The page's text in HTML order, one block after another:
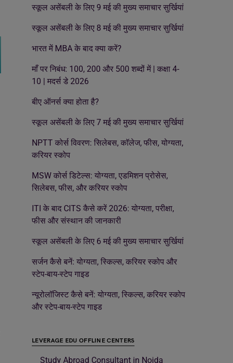
स्कूल असेंबली के लिए 9 मई की मुख्य समाचार सुर्खियां
स्कूल असेंबली के लिए 8 मई की मुख्य समाचार सुर्खियां
भारत में MBA के बाद क्या करें?
माँ पर निबंध: 100, 200 और 500 शब्दों में | कक्षा 4-
10 | मदर्स डे 2026
बीए ऑनर्स क्या होता है?
स्कूल असेंबली के लिए 7 मई की मुख्य समाचार सुर्खियां
NPTT कोर्स विवरण: सिलेबस, कॉलेज, फीस, योग्यता,
करियर स्कोप
MSW कोर्स डिटेल्स: योग्यता, एडमिशन प्रोसेस,
सिलेबस, फीस, और करियर स्कोप
ITI के बाद CITS कैसे करें 2026: योग्यता, परीक्षा,
फीस और संस्थान की जानकारी
स्कूल असेंबली के लिए 6 मई की मुख्य समाचार सुर्खियां
सर्जन कैसे बनें: योग्यता, स्किल्स, करियर स्कोप और
स्टेप-बाय-स्टेप गाइड
न्यूरोलॉजिस्ट कैसे बनें: योग्यता, स्किल्स, करियर स्कोप
और स्टेप-बाय-स्टेप गाइड
LEVERAGE EDU OFFLINE CENTERS
Study Abroad Consultant in Noida